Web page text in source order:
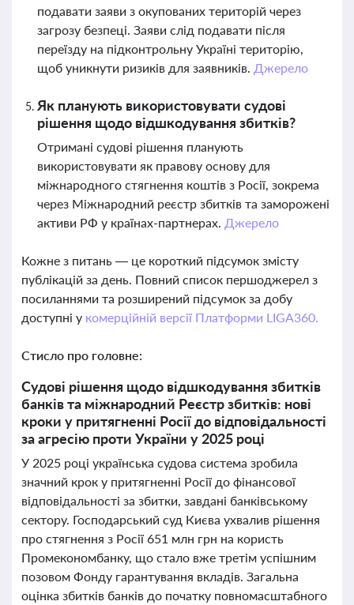
подавати заяви з окупованих територій через
загрозу безпеці. Заяви слід подавати після
переїзду на підконтрольну Україні територію,
щоб уникнути ризиків для заявників. Джерело
Як планують використовувати судові
рішення щодо відшкодування збитків?
Отримані судові рішення планують
використовувати як правову основу для
міжнародного стягнення коштів з Росії, зокрема
через Міжнародний реєстр збитків та заморожені
активи РФ у країнах-партнерах. Джерело
Кожне з питань — це короткий підсумок змісту
публікацій за день. Повний список першоджерел з
посиланнями та розширений підсумок за добу
доступні у комерційній версії Платформи LIGA360.
Стисло про головне:
Судові рішення щодо відшкодування збитків
банків та міжнародний Реєстр збитків: нові
кроки у притягненні Росії до відповідальності
за агресію проти України у 2025 році
У 2025 році українська судова система зробила
значний крок у притягненні Росії до фінансової
відповідальності за збитки, завдані банківському
сектору. Господарський суд Києва ухвалив рішення
про стягнення з Росії 651 млн грн на користь
Промекономбанку, що стало вже третім успішним
позовом Фонду гарантування вкладів. Загальна
оцінка збитків банків до початку повномасштабного